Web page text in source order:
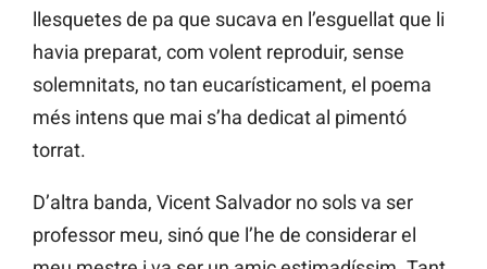
llesquetes de pa que sucava en l’esguellat que li
havia preparat, com volent reproduir, sense
solemnitats, no tan eucarísticament, el poema
més intens que mai s’ha dedicat al pimentó
torrat.
D’altra banda, Vicent Salvador no sols va ser
professor meu, sinó que l’he de considerar el